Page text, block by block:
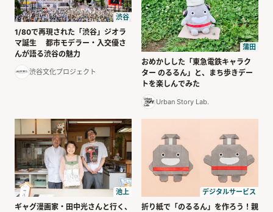
渋谷
1/80で再現された「渋谷」ジオラ
マ誕生 都市モデラー・入交優さ
んが語る渋谷の魅力
渋谷文化プロジェクト
蒲田
おめかしした「東急電鉄キャラク
ター のるるん」と、まち歩きデー
トを楽しんでみた
Urban Story Lab.
池上
ギャグ漫画家・田中光さんと行く、
デジタルサービス
折り紙で「のるるん」を作ろう！親